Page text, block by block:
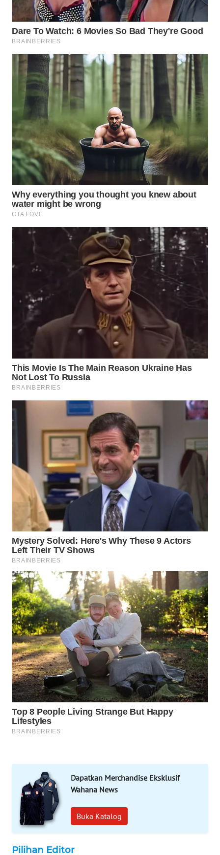
Dapatkan Merchandise Eksklusif
Wahana News
Buka Katalog
Pilihan Editor
WAHANA
NEWS
WAHANA
TANI
WAHANA
ADVOKAT
WAHANA
INFRASTRUKTUR
WAHANA
KONSUMEN
WAHANA
LISTRIK
WAHANANEWS
ID
CO ID
WAHANANEWS
SPORT
UMKM
WAHANA
SELEB
WAHANA
PERSONA
OTOMOTIF
WAHANA
HEALTH
WAHANA
DESA
WISATA
LAPAK
WAHANA
Wahana
Network
MASYARAKAT
KELISTRIKAN
WALINKI